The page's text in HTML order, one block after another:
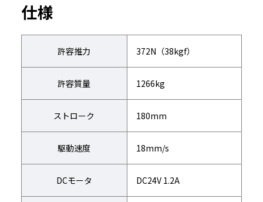
仕様
許容推力 372N（38kgf）
許容質量 1266kg
ストローク 180mm
駆動速度 18mm/s
DCモータ DC24V 1.2A